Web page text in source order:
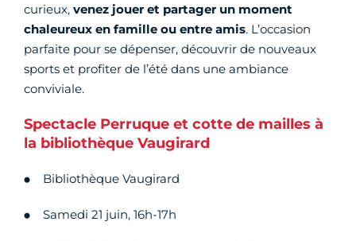
curieux, venez jouer et partager un moment
chaleureux en famille ou entre amis. L’occasion
parfaite pour se dépenser, découvrir de nouveaux
sports et profiter de l’été dans une ambiance
conviviale.
Spectacle Perruque et cotte de mailles à
la bibliothèque Vaugirard
Bibliothèque Vaugirard
Samedi 21 juin, 16h-17h